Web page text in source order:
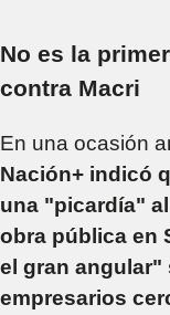
No es la
contra Macri
En una ocasión
Nación+ indicó
una "picardía"
obra pública en
el gran angular"
empresarios